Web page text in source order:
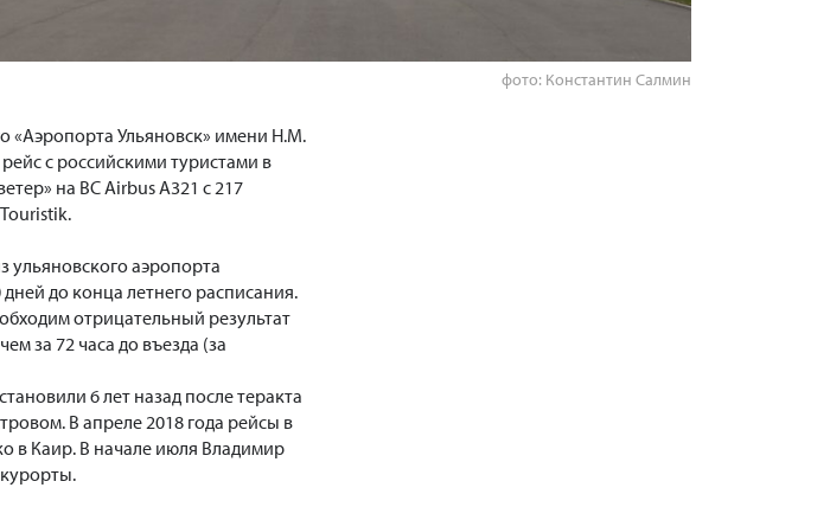
фото: Константин Салмин
«Аэропорта Ульяновск» имени Н.М.
с российскими туристами в
на ВС Airbus А321 с 217
ульяновского аэропорта
до конца летнего расписания.
отрицательный результат
за 72 часа до въезда (за
6 лет назад после теракта
В апреле 2018 года рейсы в
в Каир. В начале июля Владимир